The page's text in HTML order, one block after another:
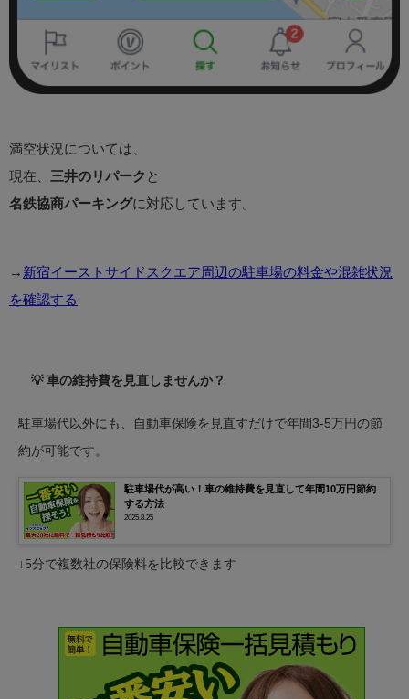
満空状況については、
現在、 三井のリパーク と
名鉄協商パーキングに対応しています。
→ 新宿イーストサイドスクエア周辺の駐車場の料金や混雑状況
を確認する
💡 車の維持費を見直しませんか？
駐車場代以外にも、自動車保険を見直すだけで年間3-5万円の節
約が可能です。
駐車場代が高い！車の維持費を見直して年間10万円節約
する方法
2025.8.25
↓5分で複数社の保険料を比較できます